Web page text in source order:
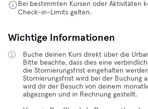
Bei bestimmten Kursen oder Aktivitäten
Check-in-Limits gelten.
Wichtige Informationen
Buche deinen Kurs direkt über die
Bitte beachte, dass dies eine
die Stornierungsfrist eingehalten
Stornierungsfrist wird bei der Buchung
wird dir der Besuch von deinem
abgezogen und in Rechnung gestellt.